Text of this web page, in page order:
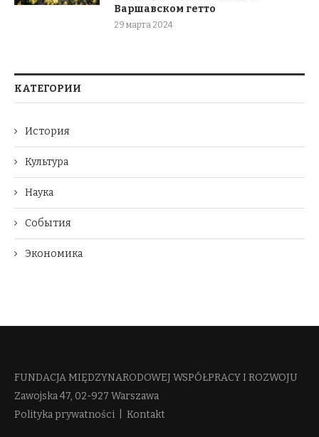
Варшавском гетто
29 марта 2024
КАТЕГОРИИ
История
Культура
Наука
События
Экономика
FUNDACJA MIĘDZYNARODOWEJ WSPÓŁPRACY I ROZWOJU​
Zawojska 47, 02-927 Warszawa
Polityka prywatności
Kontakt